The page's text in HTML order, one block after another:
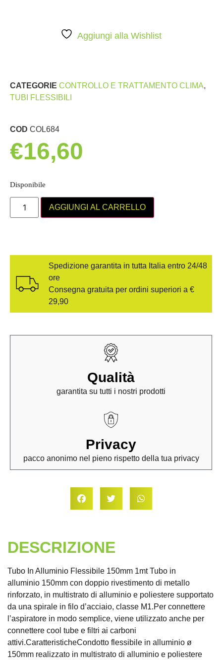
Aggiungi alla Wishlist
CATEGORIE CONTROLLO E TRATTAMENTO CLIMA,
TUBI FLESSIBILI
COD COL684
€16,60
Disponibile
AGGIUNGI AL CARRELLO
Spedizione garantita in tutta Italia entro 24/48
ore
Consegna gratuita per ordini superiori a €
29,90
Qualità
garantita su tutti i nostri prodotti
Privacy
pacco anonimo nel pieno rispetto della tua privacy
DESCRIZIONE
Tubo In Alluminio Flessibile 150mm 1mt Tubo in
alluminio 150mm con doppio rivestimento di metallo
rinforzato, in multistrato di alluminio e poliestere supportato
da una spirale in filo d’acciaio, classe M1.Per connettere
l’aspiratore in modo semplice, viene utilizzato anche per
connettere cool tube e filtri ai carboni
attivi.CaratteristicheCondotto flessibile in alluminio ø
150mm realizzato in multistrato di alluminio e poliestere